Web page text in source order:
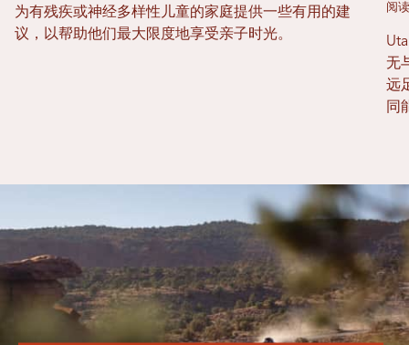
为有残疾或神经多样性儿童的家庭提供一些有用的建
议，以帮助他们最大限度地享受亲子时光。
阅
无
远
同